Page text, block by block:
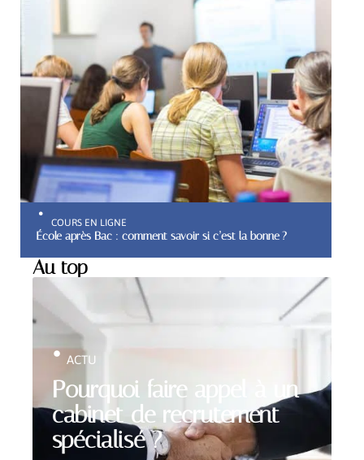
COURS EN LIGNE
École après Bac : comment savoir si c’est la bonne ?
Au top
Pourquoi faire appel à un
cabinet de recrutement
spécialisé ?
ACTU